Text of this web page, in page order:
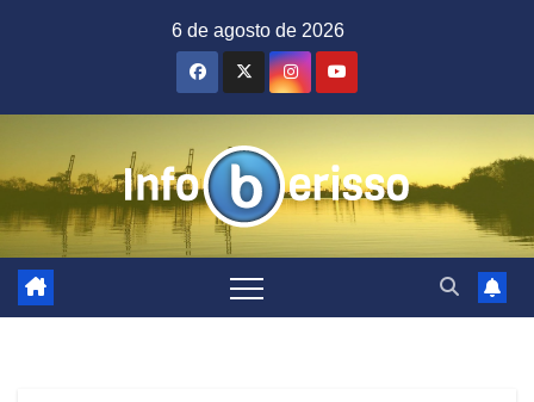
6 de agosto de 2026